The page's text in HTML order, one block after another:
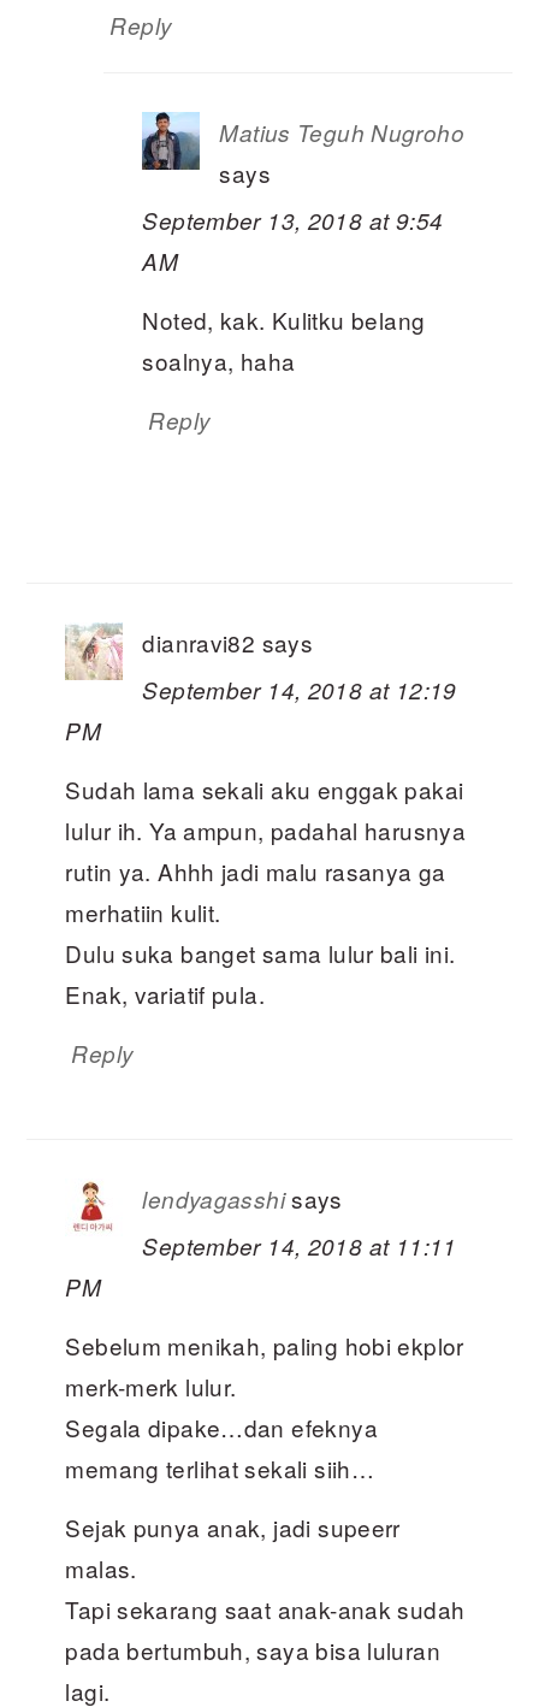
Reply
Matius Teguh Nugroho
says
September 13, 2018 at 9:54
AM
Noted, kak. Kulitku belang
soalnya, haha
Reply
dianravi82 says
September 14, 2018 at 12:19
PM
Sudah lama sekali aku enggak pakai
lulur ih. Ya ampun, padahal harusnya
rutin ya. Ahhh jadi malu rasanya ga
merhatiin kulit.
Dulu suka banget sama lulur bali ini.
Enak, variatif pula.
Reply
lendyagasshi says
September 14, 2018 at 11:11
PM
Sebelum menikah, paling hobi ekplor
merk-merk lulur.
Segala dipake…dan efeknya
memang terlihat sekali siih…
Sejak punya anak, jadi supeerr
malas.
Tapi sekarang saat anak-anak sudah
pada bertumbuh, saya bisa luluran
lagi.